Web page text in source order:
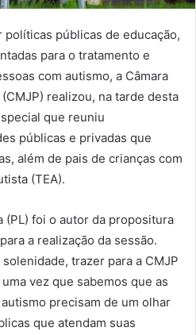
públicas de educação,
para o tratamento e
com autismo, a Câmara
realizou, na tarde desta
que reuniu
públicas e privadas que
além de pais de crianças com
(TEA).
(PL) foi o autor da propositura
a realização da sessão.
trazer para a CMJP
vez que sabemos que as
precisam de um olhar
que atendam suas